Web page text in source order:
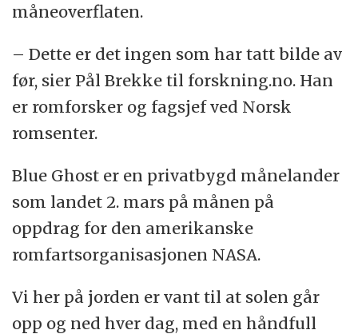
måneoverflaten.
– Dette er det ingen som har tatt bilde av
før, sier Pål Brekke til forskning.no. Han
er romforsker og fagsjef ved Norsk
romsenter.
Blue Ghost er en privatbygd månelander
som landet 2. mars på månen på
oppdrag for den amerikanske
romfartsorganisasjonen NASA.
Vi her på jorden er vant til at solen går
opp og ned hver dag, med en håndfull